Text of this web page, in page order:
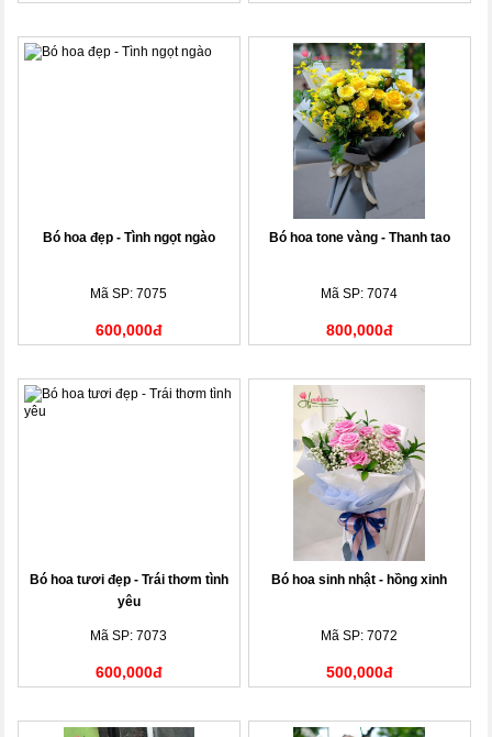
Bó hoa đẹp - Tình ngọt ngào
Mã SP: 7075
600,000đ
Bó hoa tone vàng - Thanh tao
Mã SP: 7074
800,000đ
Bó hoa tươi đẹp - Trái thơm tình
yêu
Mã SP: 7073
600,000đ
Bó hoa sinh nhật - hồng xinh
Mã SP: 7072
500,000đ